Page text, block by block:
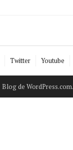
Twitter Youtube
Blog de WordPress.com.